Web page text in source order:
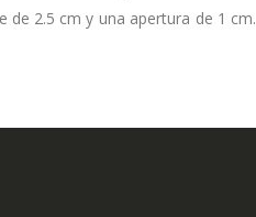
de 2.5 cm y una apertura de 1 cm.